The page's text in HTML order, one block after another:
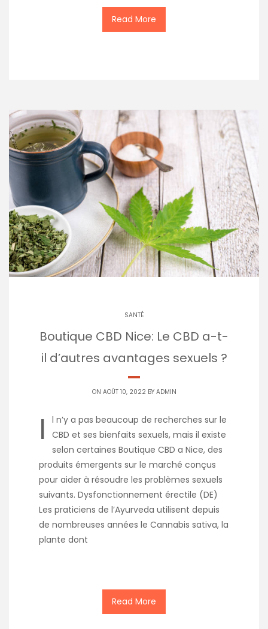
Read More
SANTÉ
Boutique CBD Nice: Le CBD a-t-
il d’autres avantages sexuels ?
ON AOÛT 10, 2022 BY ADMIN
I
l n’y a pas beaucoup de recherches sur le
CBD et ses bienfaits sexuels, mais il existe
selon certaines Boutique CBD a Nice, des
produits émergents sur le marché conçus
pour aider à résoudre les problèmes sexuels
suivants. Dysfonctionnement érectile (DE)
Les praticiens de l’Ayurveda utilisent depuis
de nombreuses années le Cannabis sativa, la
plante dont
Read More